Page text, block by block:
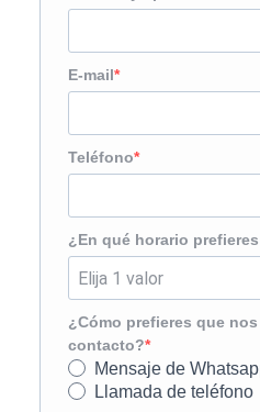
E-mail
Teléfono
¿En qué horario
¿Cómo prefieres que
contacto?
Mensaje de
Llamada de teléfono